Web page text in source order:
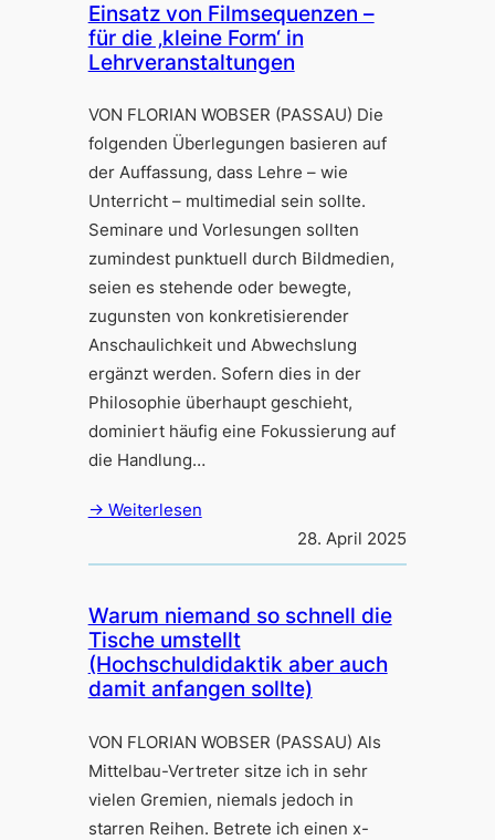
Einsatz von Filmsequenzen –
für die ‚kleine Form‘ in
Lehrveranstaltungen
VON FLORIAN WOBSER (PASSAU) Die
folgenden Überlegungen basieren auf
der Auffassung, dass Lehre – wie
Unterricht – multimedial sein sollte.
Seminare und Vorlesungen sollten
zumindest punktuell durch Bildmedien,
seien es stehende oder bewegte,
zugunsten von konkretisierender
Anschaulichkeit und Abwechslung
ergänzt werden. Sofern dies in der
Philosophie überhaupt geschieht,
dominiert häufig eine Fokussierung auf
die Handlung…
→ Weiterlesen
28. April 2025
Warum niemand so schnell die
Tische umstellt
(Hochschuldidaktik aber auch
damit anfangen sollte)
VON FLORIAN WOBSER (PASSAU) Als
Mittelbau-Vertreter sitze ich in sehr
vielen Gremien, niemals jedoch in
starren Reihen. Betrete ich einen x-